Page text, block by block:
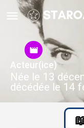
Acteur(ice)
Née le 13
décédée le 14